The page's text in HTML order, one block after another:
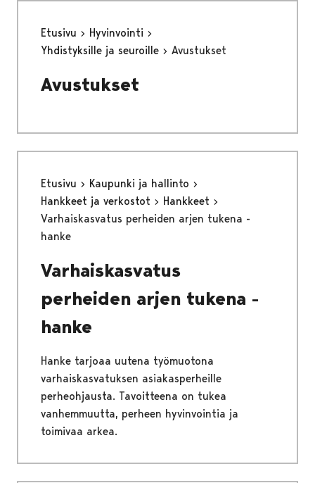
Etusivu
Hyvinvointi
Yhdistyksille ja seuroille
Avustukset
Avustukset
Etusivu
Kaupunki ja hallinto
Hankkeet ja verkostot
Hankkeet
Varhaiskasvatus perheiden arjen tukena -
hanke
Varhaiskasvatus
perheiden arjen tukena -
hanke
Hanke tarjoaa uutena työmuotona
varhaiskasvatuksen asiakasperheille
perheohjausta. Tavoitteena on tukea
vanhemmuutta, perheen hyvinvointia ja
toimivaa arkea.